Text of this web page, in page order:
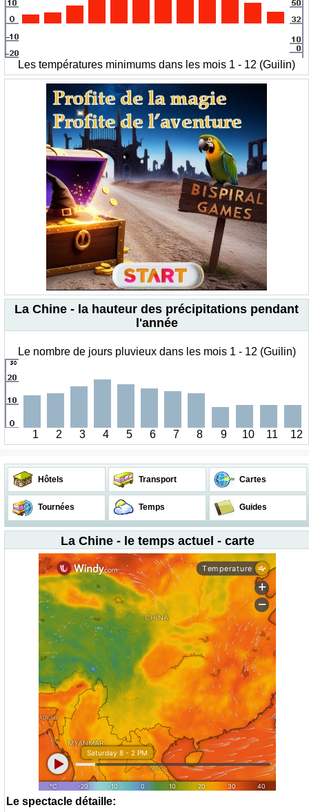
Les températures minimums dans les mois 1 - 12 (Guilin)
La Chine - la hauteur des précipitations pendant
l'année
Le nombre de jours pluvieux dans les mois 1 - 12 (Guilin)
1 2 3 4 5 6 7 8 9 10 11 12
Hôtels Transport Cartes
Tournées Temps Guides
La Chine - le temps actuel - carte
Le spectacle détaille: